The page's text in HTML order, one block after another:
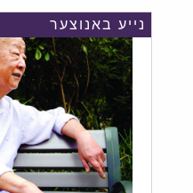
נייע באנוצער